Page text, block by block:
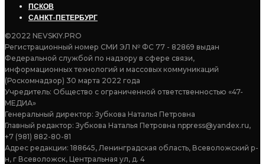
ПСКОВ
САНКТ-ПЕТЕРБУРГ
©2022 NEVSKIY.PRO
Регистрационный номер СМИ ЭЛ № ФС 77 - 82869 выдан
Федеральной службой по надзору в сфере связи,
информационных технологий и массовых коммуникаций
(Роскомнадзор) 30 марта 2022 года
Учредитель: Общество с ограниченной ответственностью «47-
МЕДИА»
Генеральный директор: Зубкова Наталья Петровна
Главный редактор: Зубкова Наталья Петровна nppress@yandex.ru,
+7 (981) 882-80-81
Адрес редакции: 188645, Ленинградская область, Всеволожский р-
н, г Всеволожск, Центральная ул, д. 4